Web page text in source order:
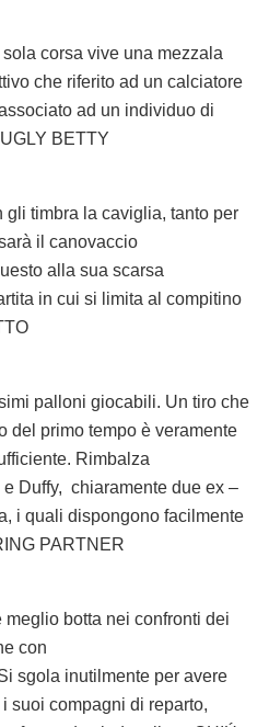
corsa vive una mezzala
che riferito ad un calciatore
ad un individuo di
BETTY
gli timbra la caviglia, tanto per
il canovaccio
alla sua scarsa
in cui si limita al compitino
palloni giocabili. Un tiro che
del primo tempo è veramente
Rimbalza
Duffy, chiaramente due ex –
i quali dispongono facilmente
PARTNER
botta nei confronti dei
con
sgola inutilmente per avere
suoi compagni di reparto,